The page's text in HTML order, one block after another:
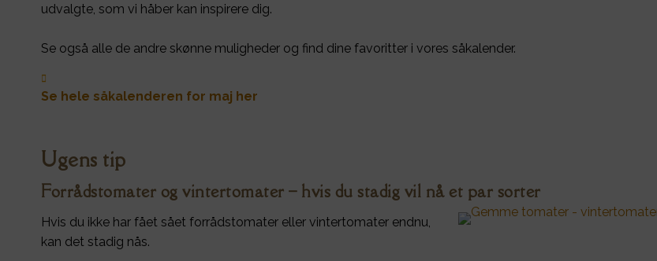
udvalgte, som vi håber kan inspirere dig.
Se også alle de andre skønne muligheder og find dine favoritter i vores såkalender.

Se hele såkalenderen for maj her
Ugens tip
Forrådstomater og vintertomater – hvis du stadig vil nå et par sorter
Hvis du ikke har fået sået forrådstomater eller vintertomater endnu,
kan det stadig nås.